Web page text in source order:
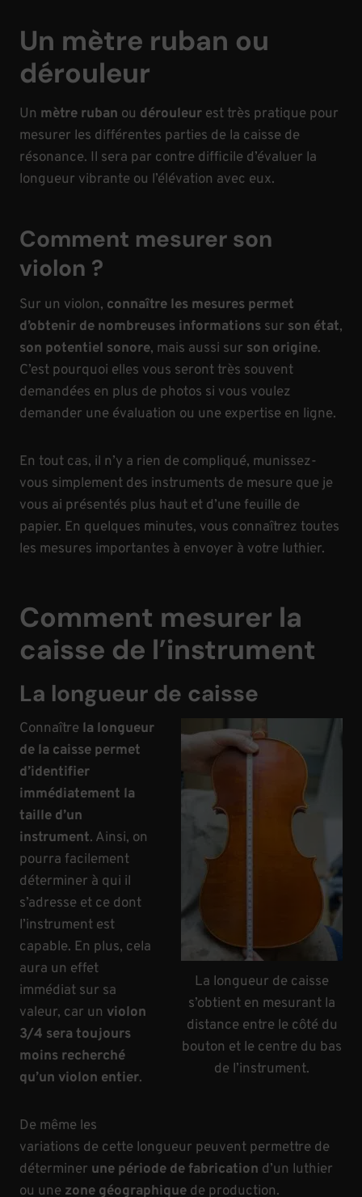
Un mètre ruban ou
dérouleur
Un mètre ruban ou dérouleur est très pratique pour
mesurer les différentes parties de la caisse de
résonance. Il sera par contre difficile d’évaluer la
longueur vibrante ou l’élévation avec eux.
Comment mesurer son
violon ?
Sur un violon, connaître les mesures permet
d’obtenir de nombreuses informations sur son état,
son potentiel sonore, mais aussi sur son origine.
C’est pourquoi elles vous seront très souvent
demandées en plus de photos si vous voulez
demander une évaluation ou une expertise en ligne.
En tout cas, il n’y a rien de compliqué, munissez-
vous simplement des instruments de mesure que je
vous ai présentés plus haut et d’une feuille de
papier. En quelques minutes, vous connaîtrez toutes
les mesures importantes à envoyer à votre luthier.
Comment mesurer la
caisse de l’instrument
La longueur de caisse
La longueur de caisse
s’obtient en mesurant la
distance entre le côté du
bouton et le centre du bas
de l’instrument.
Connaître la longueur
de la caisse permet
d’identifier
immédiatement la
taille d’un
instrument. Ainsi, on
pourra facilement
déterminer à qui il
s’adresse et ce dont
l’instrument est
capable. En plus, cela
aura un effet
immédiat sur sa
valeur, car un violon
3/4 sera toujours
moins recherché
qu’un violon entier.
De même les
variations de cette longueur peuvent permettre de
déterminer une période de fabrication d’un luthier
ou une zone géographique de production.